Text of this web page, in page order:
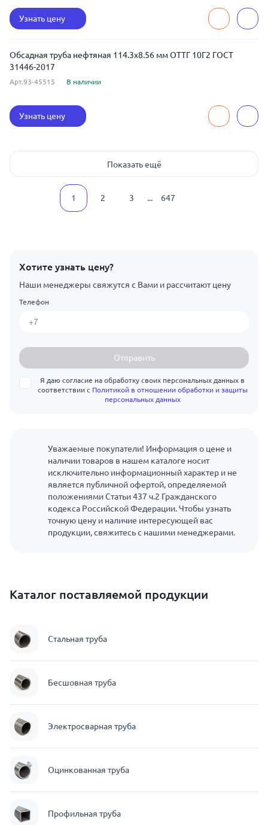
Узнать цену
Обсадная труба нефтяная 114.3x8.56 мм ОТТГ 10Г2 ГОСТ
31446-2017
Арт.93-45515 В наличии
Узнать цену
Показать ещё
1 2 3 ... 647
Хотите узнать цену?
Наши менеджеры свяжутся с Вами и рассчитают цену
Телефон
Отправить
Я даю согласие на обработку своих персональных данных в
соответствии с Политикой в отношении обработки и защиты
персональных данных
Уважаемые покупатели! Информация о цене и
наличии товаров в нашем каталоге носит
исключительно информационный характер и не
является публичной офертой, определяемой
положениями Статьи 437 ч.2 Гражданского
кодекса Российской Федерации. Чтобы узнать
точную цену и наличие интересующей вас
продукции, свяжитесь с нашими менеджерами.
Каталог поставляемой продукции
Стальная труба
Бесшовная труба
Электросварная труба
Оцинкованная труба
Профильная труба